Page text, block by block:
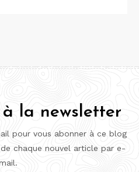
la newsletter
pour vous abonner à ce blog
chaque nouvel article par e-